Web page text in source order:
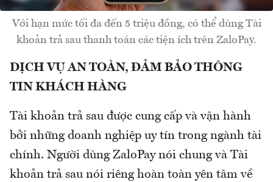
Với hạn mức tối đa đến 5 triệu đồng, có thể dùng Tài
khoản trả sau thanh toán các tiện ích trên ZaloPay.
DỊCH VỤ AN TOÀN, ĐẢM BẢO THÔNG
TIN KHÁCH HÀNG
Tài khoản trả sau được cung cấp và vận hành
bởi những doanh nghiệp uy tín trong ngành tài
chính. Người dùng ZaloPay nói chung và Tài
khoản trả sau nói riêng hoàn toàn yên tâm về